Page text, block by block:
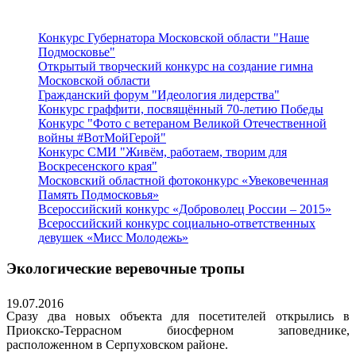
Конкурс Губернатора Московской области "Наше
Подмосковье"
Открытый творческий конкурс на создание гимна
Московской области
Гражданский форум "Идеология лидерства"
Конкурс граффити, посвящённый 70-летию Победы
Конкурс "Фото с ветераном Великой Отечественной
войны #ВотМойГерой"
Конкурс СМИ "Живём, работаем, творим для
Воскресенского края"
Московский областной фотоконкурс «Увековеченная
Память Подмосковья»
Всероссийский конкурс «Доброволец России – 2015»
Всероссийский конкурс социально-ответственных
девушек «Мисс Молодежь»
Экологические веревочные тропы
19.07.2016
Сразу два новых объекта для посетителей открылись в
Приокско-Террасном биосферном заповеднике,
расположенном в Серпуховском районе.